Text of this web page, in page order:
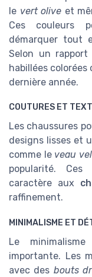
le vert olive et
Ces couleurs
démarquer tout
Selon un
habillées colorées
dernière année.
COUTURES ET
Les chaussures
designs lisses et
comme le veau
popularité.
caractère aux
raffinement.
MINIMALISME ET
Le
importante. Les
avec des bouts